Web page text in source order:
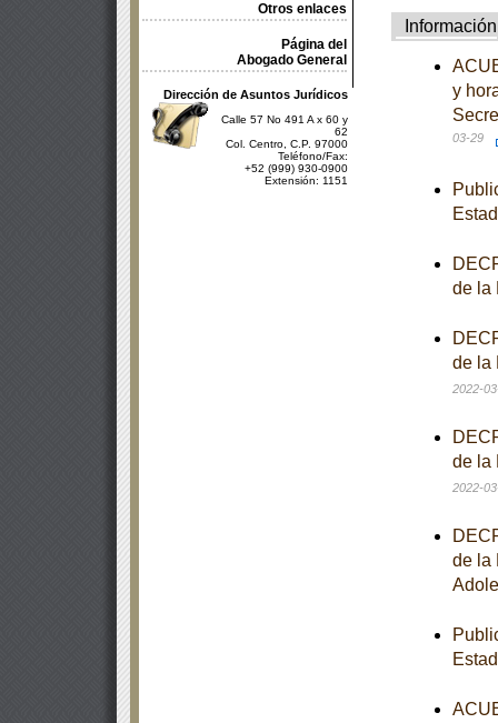
Otros enlaces
Página del
Abogado General
Dirección de Asuntos Jurídicos
Calle 57 No 491 A x 60 y
62
Col. Centro, C.P. 97000
Teléfono/Fax:
+52 (999) 930-0900
Extensión: 1151
Información
y
03-29
de la
de la
2022-
de la
2022-
de la